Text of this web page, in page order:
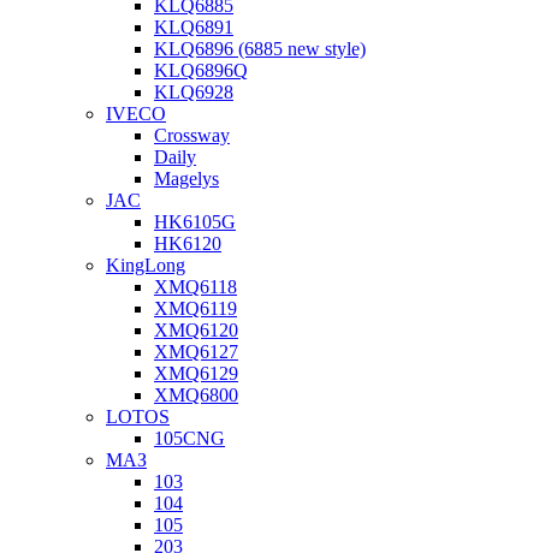
KLQ6885
KLQ6891
KLQ6896 (6885 new style)
KLQ6896Q
KLQ6928
IVECO
Crossway
Daily
Magelys
JAC
HK6105G
HK6120
KingLong
XMQ6118
XMQ6119
XMQ6120
XMQ6127
XMQ6129
XMQ6800
LOTOS
105CNG
МАЗ
103
104
105
203